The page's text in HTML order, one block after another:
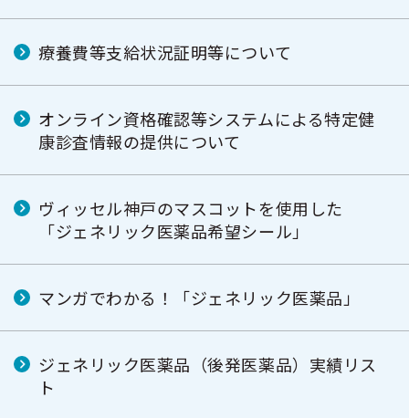
療養費等支給状況証明等について
オンライン資格確認等システムによる特定健
康診査情報の提供について
ヴィッセル神戸のマスコットを使用した
「ジェネリック医薬品希望シール」
マンガでわかる！「ジェネリック医薬品」
ジェネリック医薬品（後発医薬品）実績リス
ト